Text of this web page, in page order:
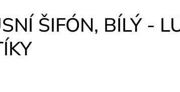
ŠIFÓN, BÍLÝ -